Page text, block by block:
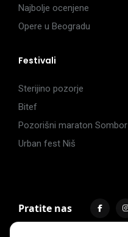
Najbolje ocenjene
Opere u Beogradu
Festivali
Sterijino pozorje
Bitef
Pozorišni maraton Sombor
Urban fest Niš
Pratite nas